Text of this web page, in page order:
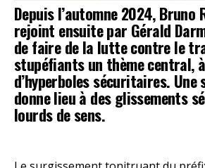
Depuis l’automne 2024, Bruno
rejoint ensuite par Gérald
de faire de la lutte contre le
stupéfiants un thème central,
d’hyperboles sécuritaires. Une
donne lieu à des glissements
lourds de sens.